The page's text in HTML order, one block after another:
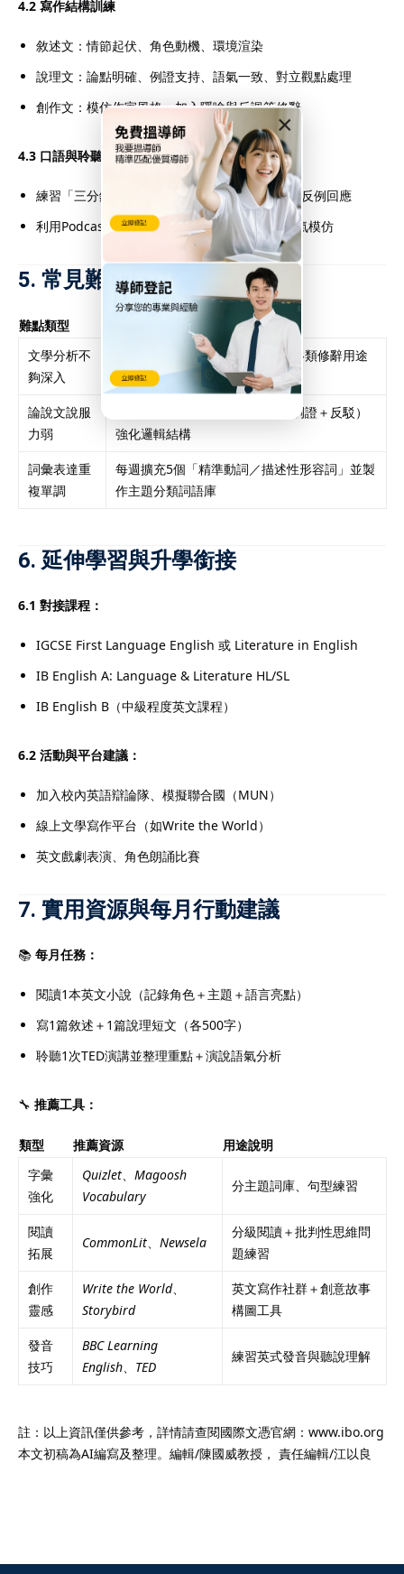
×
4.2 寫作結構訓練
敘述文：情節起伏、角色動機、環境渲染
說理文：論點明確、例證支持、語氣一致、對立觀點處理
創作文：模仿作家風格、加入隱喻與反諷等修辭
4.3 口語與聆聽強化法
練習「三分鐘演說挑戰」：針對議題提出觀點＋反例回應
利用Podcast或TED演講進行聽力摘錄練習與語氣模仿
5. 常見難點與突破對策
難點類型
文學分析不
夠深入
建立「語言技法筆記本」，整理各類修辭用途
與分析句型範例
論說文說服
力弱
練習「三點式說服法」（觀點＋例證＋反駁）
強化邏輯結構
詞彙表達重
複單調
每週擴充5個「精準動詞／描述性形容詞」並製
作主題分類詞語庫
6. 延伸學習與升學銜接
6.1 對接課程：
IGCSE First Language English 或 Literature in English
IB English A: Language & Literature HL/SL
IB English B（中級程度英文課程）
6.2 活動與平台建議：
加入校內英語辯論隊、模擬聯合國（MUN）
線上文學寫作平台（如Write the World）
英文戲劇表演、角色朗誦比賽
7. 實用資源與每月行動建議
📚 每月任務：
閱讀1本英文小說（記錄角色＋主題＋語言亮點）
寫1篇敘述＋1篇說理短文（各500字）
聆聽1次TED演講並整理重點＋演說語氣分析
🔧 推薦工具：
類型 推薦資源
用途說明
字彙
強化
Quizlet、 Magoosh
Vocabulary
分主題詞庫、句型練習
閱讀
拓展
CommonLit、 Newsela
分級閱讀＋批判性思維問
題練習
創作
靈感
Write the World、
Storybird
英文寫作社群＋創意故事
構圖工具
發音
技巧
BBC Learning
English、 TED
練習英式發音與聽說理解
註：以上資訊僅供參考，詳情請查閱國際文憑官網：www.ibo.org
本文初稿為AI編寫及整理。編輯/陳國威教授， 責任編輯/江以良